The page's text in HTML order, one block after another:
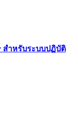
สำหรับระบบปฏิบัติ